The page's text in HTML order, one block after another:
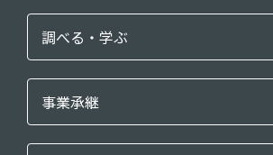
調べる・学ぶ
事業承継